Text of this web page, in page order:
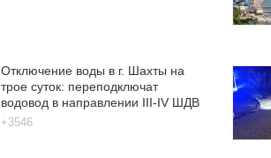
Отключение воды в г. Шахты на
трое суток: переподключат
водовод в направлении III-IV ШДВ
+3546